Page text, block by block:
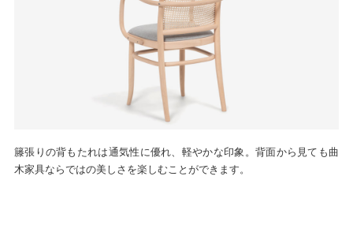
籐張りの背もたれは通気性に優れ、軽やかな印象。背面から見ても曲
木家具ならではの美しさを楽しむことができます。